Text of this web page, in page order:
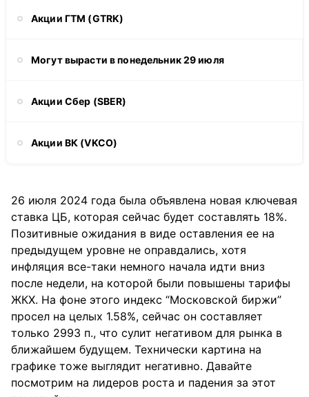
Акции ГТМ (GTRK)
Могут вырасти в понедельник 29 июля
Акции Сбер (SBER)
Акции ВК (VKCO)
26 июля 2024 года была объявлена новая ключевая
ставка ЦБ, которая сейчас будет составлять 18%.
Позитивные ожидания в виде оставления ее на
предыдущем уровне не оправдались, хотя
инфляция все-таки немного начала идти вниз
после недели, на которой были повышены тарифы
ЖКХ. На фоне этого индекс “Московской биржи”
просел на целых 1.58%, сейчас он составляет
только 2993 п., что сулит негативом для рынка в
ближайшем будущем. Технически картина на
графике тоже выглядит негативно. Давайте
посмотрим на лидеров роста и падения за этот